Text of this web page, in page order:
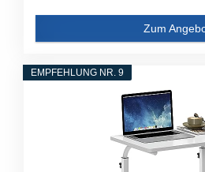
Zum
EMPFEHLUNG NR. 9